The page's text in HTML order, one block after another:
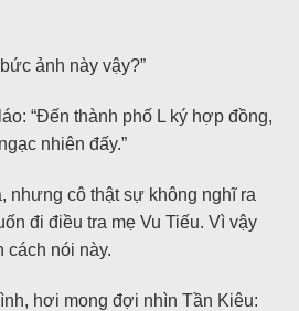
ảnh này vậy?”
“Đến thành phố L ký hợp đồng,
nhiên đấy.”
nhưng cô thật sự không nghĩ ra
đi điều tra mẹ Vu Tiếu. Vì vậy
cách nói này.
hơi mong đợi nhìn Tần Kiêu: